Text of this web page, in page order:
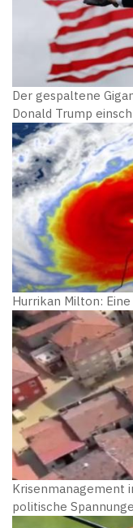
Der gespaltene
Donald Trump
Hurrikan Milton:
Krisenmanagement
politische